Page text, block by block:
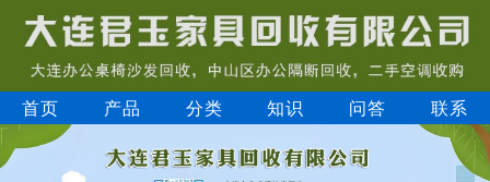
首页 产品 分类 知识 问答 联系